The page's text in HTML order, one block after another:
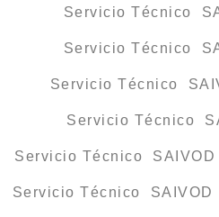
Servicio Técnico
Servicio Técnico
Servicio Técnico
Servicio Técnico
Servicio Técnico
Servicio Técnico